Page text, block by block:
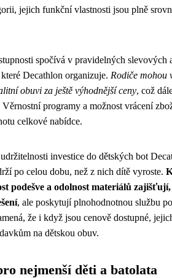
jejich funkční vlastnosti jsou plně
spočívá v pravidelných slevových
Decathlon organizuje. Rodiče mohou
obuvi za ještě výhodnější ceny, což
programy a možnost vrácení
celkové nabídce.
investice do dětských bot
po celou dobu, než z nich dítě vyroste.
podešve a odolnost materiálů
, ale poskytují plnohodnotnou službu
že i když jsou cenově dostupné,
na dětskou obuv.
nejmenší děti a batolata